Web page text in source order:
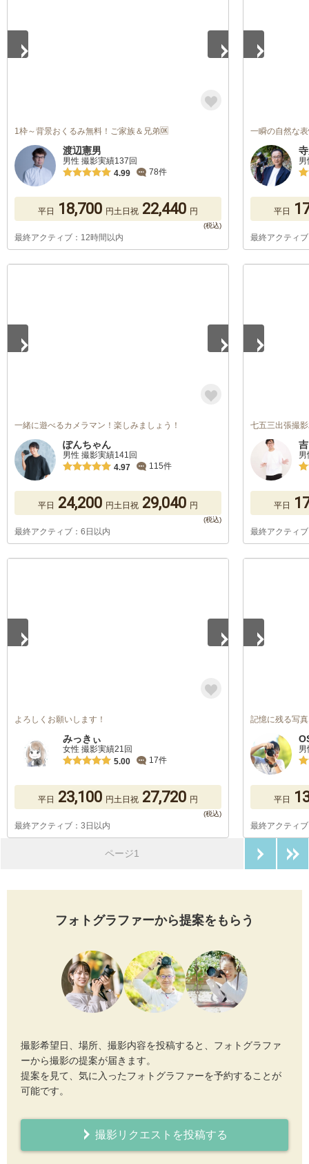
1枠～背景おくるみ無料！ご家族＆兄弟🆗
渡辺憲男
男性 撮影実績137回
4.99
78件
平日 18,700 円土日祝 22,440 円
最終アクティブ：12時間以内
一瞬の自然な
平日
最終アクティ
一緒に遊べるカメラマン！楽しみましょう！
ぽんちゃん
男性 撮影実績141回
4.97
115件
平日 24,200 円土日祝 29,040 円
最終アクティブ：6日以内
七五三出張撮
平日
最終アクティ
よろしくお願いします！
みっきぃ
女性 撮影実績21回
5.00
17件
平日 23,100 円土日祝 27,720 円
最終アクティブ：3日以内
記憶に残る写
平日
最終アクティ
ページ1
フォトグラファーから提案をもらう
撮影希望日、場所、撮影内容を投稿すると、フォトグラファ
ーから撮影の提案が届きます。
提案を見て、気に入ったフォトグラファーを予約することが
可能です。
撮影リクエストを投稿する